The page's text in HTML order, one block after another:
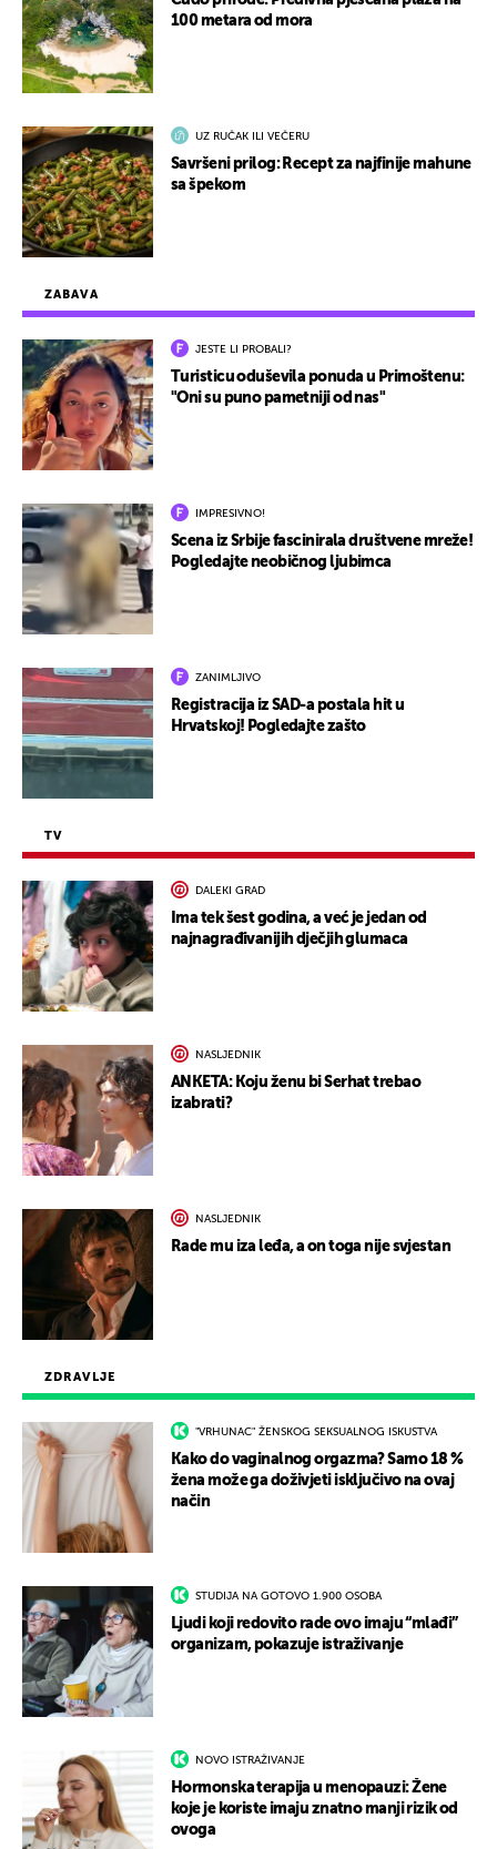
ZDRAVLJE
"VRHUNAC" ŽENSKOG SEKSUALNOG ISKUSTVA
Kako do vaginalnog orgazma? Samo 18 %
žena može ga doživjeti isključivo na ovaj
način
STUDIJA NA GOTOVO 1.900 OSOBA
Ljudi koji redovito rade ovo imaju “mlađi”
organizam, pokazuje istraživanje
NOVO ISTRAŽIVANJE
Hormonska terapija u menopauzi: Žene
koje je koriste imaju znatno manji rizik od
ovoga
ZABAVA
JESTE LI PROBALI?
Turisticu oduševila ponuda u Primoštenu:
"Oni su puno pametniji od nas"
IMPRESIVNO!
Scena iz Srbije fascinirala društvene mreže!
Pogledajte neobičnog ljubimca
ZANIMLJIVO
Registracija iz SAD-a postala hit u
Hrvatskoj! Pogledajte zašto
TV
DALEKI GRAD
Ima tek šest godina, a već je jedan od
najnagrađivanijih dječjih glumaca
NASLJEDNIK
ANKETA: Koju ženu bi Serhat trebao
izabrati?
NASLJEDNIK
Rade mu iza leđa, a on toga nije svjestan
100 metara od mora
UZ RUČAK ILI VEČERU
Savršeni prilog: Recept za najfinije mahune
sa špekom